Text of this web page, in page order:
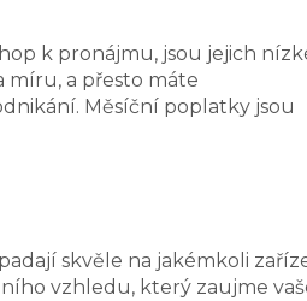
k pronájmu, jsou jejich
míru, a přesto máte
Měsíční poplatky jsou
skvěle na jakémkoli
vzhledu, který zaujme